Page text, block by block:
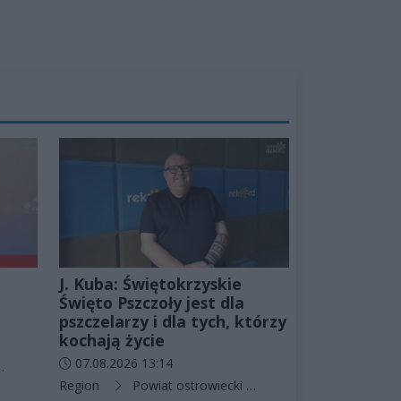
Ostrowiec Świętokrzyski
J. Kuba: Świętokrzyskie
Święto Pszczoły jest dla
pszczelarzy i dla tych, którzy
kochają życie
Data dodania artykułu:
07.08.2026 13:14
Kategorie artykułu:
Region Powiat ostrowiecki